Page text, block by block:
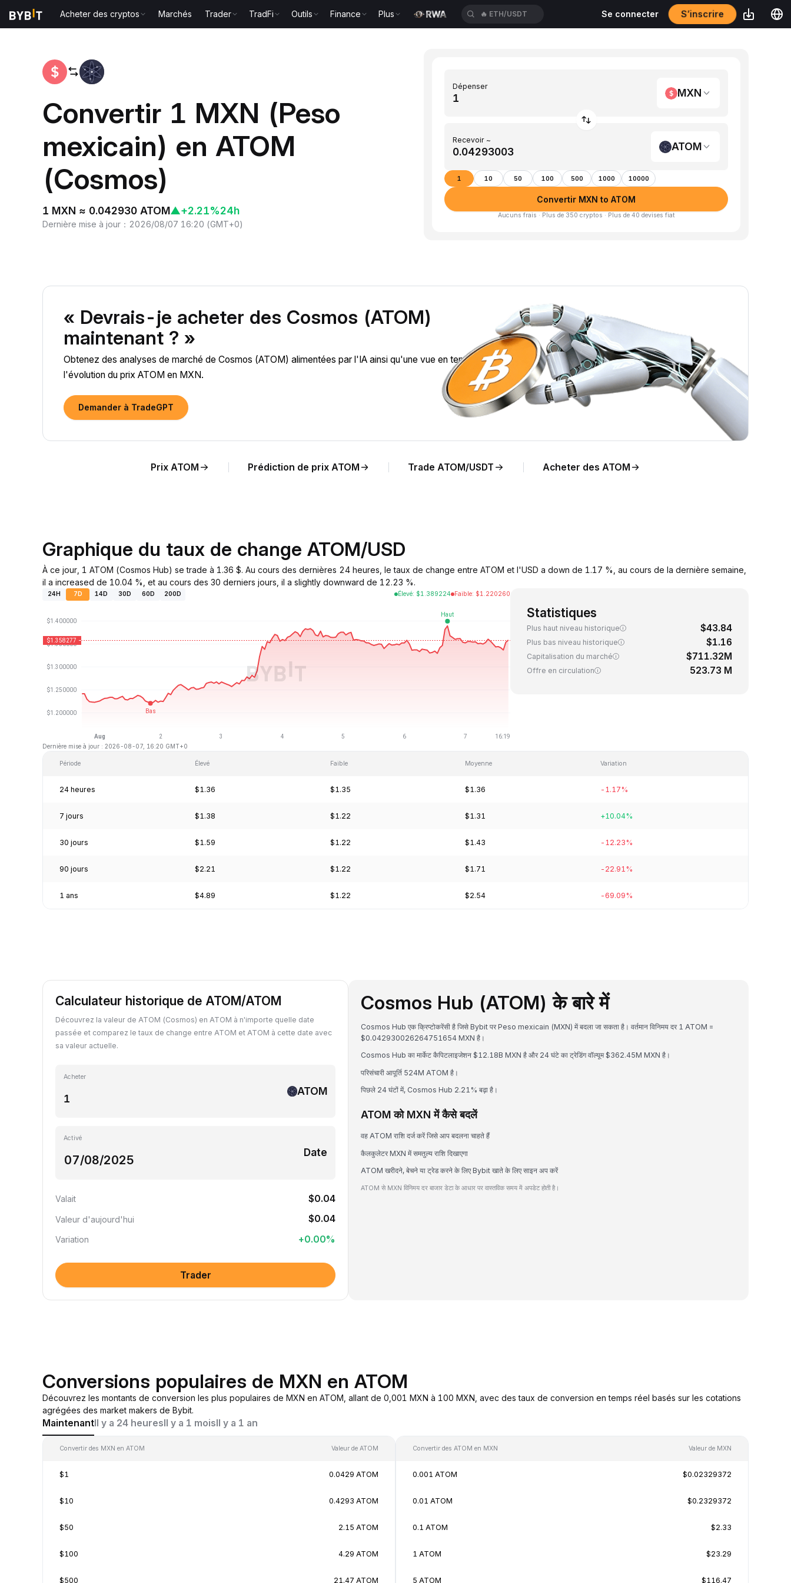
Acheter des cryptos Marchés Trader TradFi Outils Finance Plus 🔥 ETH/USDT Se connecter S’inscrire
Convertir 1 MXN (Peso
mexicain) en ATOM
(Cosmos)
1 MXN ≈ 0.042930 ATOM▲+2.21%24h
Dernière mise à jour ： 2026/08/07 16:20 (GMT+0)
Dépenser
MXN
Recevoir ~
ATOM
1 10 50 100 500 1000 10000
Convertir MXN to ATOM
Aucuns frais · Plus de 350 cryptos · Plus de 40 devises fiat
« Devrais-je acheter des Cosmos (ATOM)
maintenant ? »
Obtenez des analyses de marché de Cosmos (ATOM) alimentées par l'IA ainsi qu'une vue en temps réel de
l'évolution du prix ATOM en MXN.
Demander à TradeGPT
Prix ATOM Prédiction de prix ATOM Trade ATOM/USDT Acheter des ATOM
Graphique du taux de change ATOM/USD
À ce jour, 1 ATOM (Cosmos Hub) se trade à 1.36 $. Au cours des dernières 24 heures, le taux de change entre ATOM et l'USD a down de 1.17 %, au cours de la dernière semaine,
il a increased de 10.04 %, et au cours des 30 derniers jours, il a slightly downward de 12.23 %.
24H 7D 14D 30D 60D 200D Élevé: $1.389224 Faible: $1.220260
Dernière mise à jour : 2026-08-07, 16:20 GMT+0
Statistiques
Plus haut niveau historique $43.84
Plus bas niveau historique $1.16
Capitalisation du marché $711.32M
Offre en circulation 523.73 M
Période Élevé Faible Moyenne Variation
24 heures $1.36 $1.35 $1.36 -1.17%
7 jours $1.38 $1.22 $1.31 +10.04%
30 jours $1.59 $1.22 $1.43 -12.23%
90 jours $2.21 $1.22 $1.71 -22.91%
1 ans $4.89 $1.22 $2.54 -69.09%
Calculateur historique de ATOM/ATOM
Découvrez la valeur de ATOM (Cosmos) en ATOM à n'importe quelle date
passée et comparez le taux de change entre ATOM et ATOM à cette date avec
sa valeur actuelle.
Acheter
ATOM
Activé
Date
Valait $0.04
Valeur d'aujourd'hui $0.04
Variation +0.00%
Trader
Cosmos Hub (ATOM) के बारे में
Cosmos Hub एक क्रिप्टोकरेंसी है जिसे Bybit पर Peso mexicain (MXN) में बदला जा सकता है। वर्तमान विनिमय दर 1 ATOM =
$0.042930026264751654 MXN है।
Cosmos Hub का मार्केट कैपिटलाइजेशन $12.18B MXN है और 24 घंटे का ट्रेडिंग वॉल्यूम $362.45M MXN है।
परिसंचारी आपूर्ति 524M ATOM है।
पिछले 24 घंटों में, Cosmos Hub 2.21% बढ़ा है।
ATOM को MXN में कैसे बदलें
वह ATOM राशि दर्ज करें जिसे आप बदलना चाहते हैं
कैलकुलेटर MXN में समतुल्य राशि दिखाएगा
ATOM खरीदने, बेचने या ट्रेड करने के लिए Bybit खाते के लिए साइन अप करें
ATOM से MXN विनिमय दर बाजार डेटा के आधार पर वास्तविक समय में अपडेट होती है।
Conversions populaires de MXN en ATOM
Découvrez les montants de conversion les plus populaires de MXN en ATOM, allant de 0,001 MXN à 100 MXN, avec des taux de conversion en temps réel basés sur les cotations
agrégées des market makers de Bybit.
MaintenantIl y a 24 heuresIl y a 1 moisIl y a 1 an
Convertir des MXN en ATOM Valeur de ATOM
$1 0.0429 ATOM
$10 0.4293 ATOM
$50 2.15 ATOM
$100 4.29 ATOM
$500 21.47 ATOM
Convertir des ATOM en MXN Valeur de MXN
0.001 ATOM $0.02329372
0.01 ATOM $0.2329372
0.1 ATOM $2.33
1 ATOM $23.29
5 ATOM $116.47